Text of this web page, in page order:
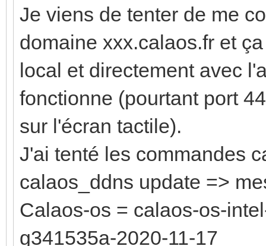
Je viens de tenter de me
domaine xxx.calaos.fr et
local et directement avec
fonctionne (pourtant port
sur l'écran tactile).
J'ai tenté les commandes
calaos_ddns update =>
Calaos-os = calaos-os-
g341535a-2020-11-17